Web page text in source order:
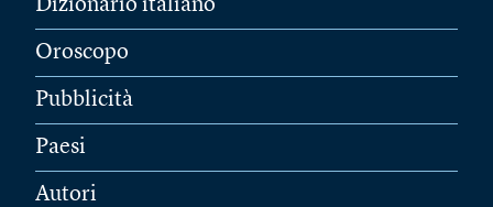
Dizionario italiano
Oroscopo
Pubblicità
Paesi
Autori